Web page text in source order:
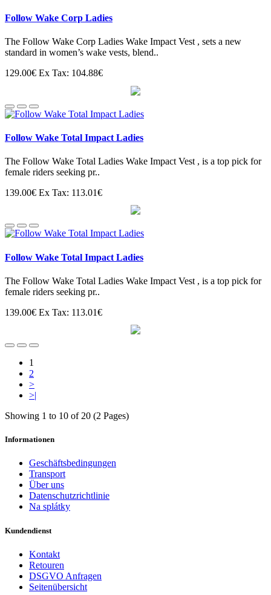
Follow Wake Corp Ladies
The Follow Wake Corp Ladies Wake Impact Vest , sets a new
standard in women’s wake vests, blend..
129.00€ Ex Tax: 104.88€
Follow Wake Total Impact Ladies
The Follow Wake Total Ladies Wake Impact Vest , is a top pick for
female riders seeking pr..
139.00€ Ex Tax: 113.01€
Follow Wake Total Impact Ladies
The Follow Wake Total Ladies Wake Impact Vest , is a top pick for
female riders seeking pr..
139.00€ Ex Tax: 113.01€
1
2
>
>|
Showing 1 to 10 of 20 (2 Pages)
Informationen
Geschäftsbedingungen
Transport
Über uns
Datenschutzrichtlinie
Na splátky
Kundendienst
Kontakt
Retouren
DSGVO Anfragen
Seitenübersicht